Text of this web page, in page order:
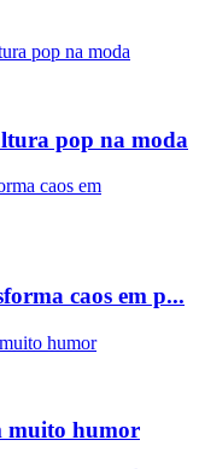
pop na moda
caos em p...
muito humor